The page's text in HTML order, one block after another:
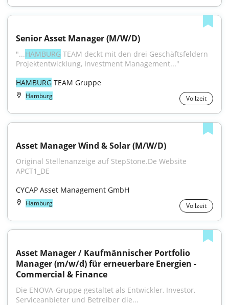
Senior Asset Manager (M/W/D)
"...HAMBURG TEAM deckt mit den drei Geschäftsfeldern
Projektentwicklung, Investment Management..."
HAMBURG TEAM Gruppe
Hamburg Vollzeit
Asset Manager Wind & Solar (M/W/D)
Original Stellenanzeige auf StepStone.De Website
APCT1_DE
CYCAP Asset Management GmbH
Hamburg Vollzeit
Asset Manager / Kaufmännischer Portfolio
Manager (m/w/d) für erneuerbare Energien -
Commercial & Finance
Die ENOVA-Gruppe gestaltet als Entwickler, Investor,
Serviceanbieter und Betreiber die...